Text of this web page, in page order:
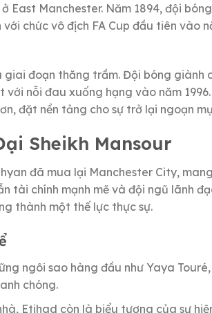
East Manchester. Năm 1894, đội
chức vô địch FA Cup đầu tiên vào
đoạn thăng trầm. Đội bóng giành
nỗi đau xuống hạng vào năm
đặt nền tảng cho sự trở lại ngoạn
Sheikh Mansour
đã mua lại Manchester City,
tài chính mạnh mẽ và đội ngũ lãnh
thành một thế lực thực sự.
ngôi sao hàng đầu như Yaya
chóng.
Etihad còn là biểu tượng của sự